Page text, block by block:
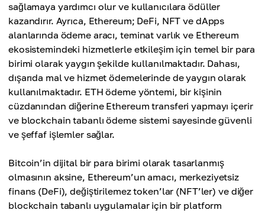
sağlamaya yardımcı olur ve kullanıcılara ödüller
kazandırır. Ayrıca, Ethereum; DeFi, NFT ve dApps
alanlarında ödeme aracı, teminat varlık ve Ethereum
ekosistemindeki hizmetlerle etkileşim için temel bir para
birimi olarak yaygın şekilde kullanılmaktadır. Dahası,
dışarıda mal ve hizmet ödemelerinde de yaygın olarak
kullanılmaktadır. ETH ödeme yöntemi, bir kişinin
cüzdanından diğerine Ethereum transferi yapmayı içerir
ve blockchain tabanlı ödeme sistemi sayesinde güvenli
ve şeffaf işlemler sağlar.
Bitcoin’in dijital bir para birimi olarak tasarlanmış
olmasının aksine, Ethereum’un amacı, merkeziyetsiz
finans (DeFi), değiştirilemez token’lar (NFT’ler) ve diğer
blockchain tabanlı uygulamalar için bir platform